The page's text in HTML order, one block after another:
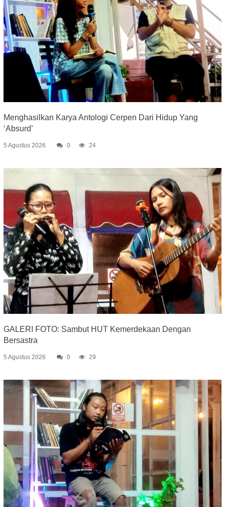
Menghasilkan Karya Antologi Cerpen Dari Hidup Yang
‘Absurd’
5 Agustus 2026 0 24
GALERI FOTO: Sambut HUT Kemerdekaan Dengan
Bersastra
5 Agustus 2026 0 29